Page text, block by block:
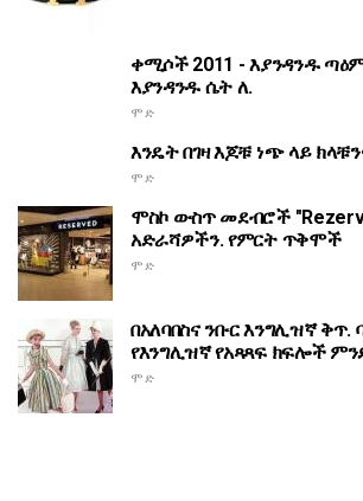
ቀሚሶች 2011 - እያንዳንዱ
እያንዳንዱ ሴት ለ.
ሞድ
እንዴት በገዛ እጆቹ ነጭ ላይ
ሞድ
ሞስኮ ውስጥ መደብሮች
አድራሻዎችን. የምርት ጥቅሞች
ሞድ
በአለባበስና ንቡር እንግሊዝኛ
የእንግሊዝኛ የአጻጻፍ ክፍሎች
ሞድ